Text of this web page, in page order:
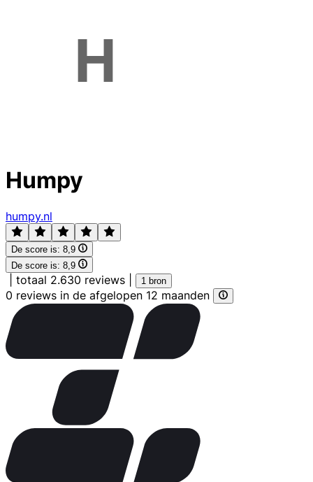
Humpy
humpy.nl
De score is: 8,9
De score is: 8,9
totaal 2.630 reviews 1 bron
0 reviews in de afgelopen 12 maanden